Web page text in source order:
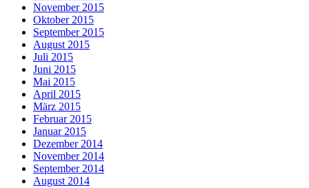
November 2015
Oktober 2015
September 2015
August 2015
Juli 2015
Juni 2015
Mai 2015
April 2015
März 2015
Februar 2015
Januar 2015
Dezember 2014
November 2014
September 2014
August 2014